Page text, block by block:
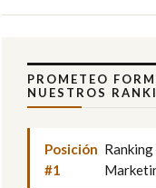
PROMETEO
NUESTROS
Posición
#1